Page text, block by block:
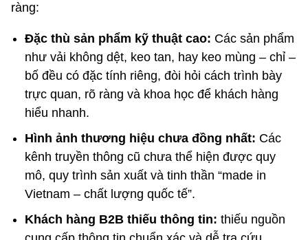
ràng:
Đặc thù sản phẩm kỹ thuật cao: Các sản phẩm
như vải không dệt, keo tan, hay keo mùng – chỉ –
bố đều có đặc tính riêng, đòi hỏi cách trình bày
trực quan, rõ ràng và khoa học để khách hàng
hiểu nhanh.
Hình ảnh thương hiệu chưa đồng nhất: Các
kênh truyền thông cũ chưa thể hiện được quy
mô, quy trình sản xuất và tinh thần “made in
Vietnam – chất lượng quốc tế”.
Khách hàng B2B thiếu thông tin: thiếu nguồn